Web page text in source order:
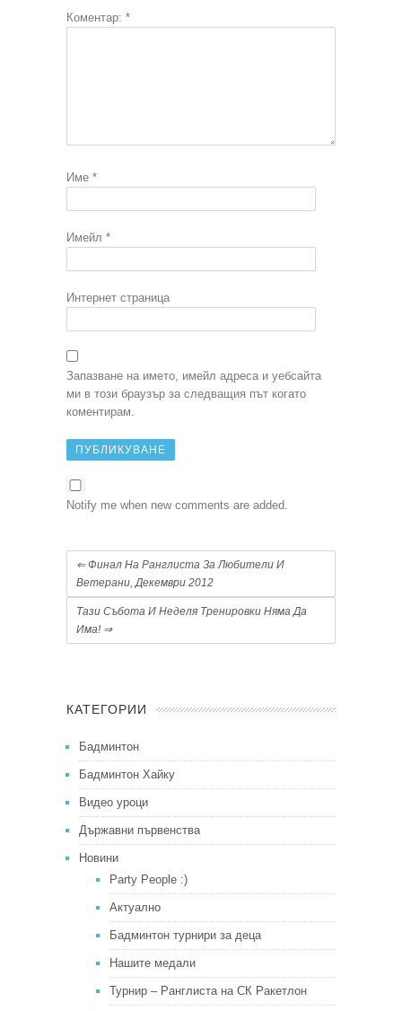
Коментар: *
Име *
Имейл *
Интернет страница
Запазване на името, имейл адреса и уебсайта
ми в този браузър за следващия път когато
коментирам.
Notify me when new comments are added.
⇐Финал На Ранглиста За Любители И
Ветерани, Декември 2012
Тази Събота И Неделя Тренировки Няма Да
Има! ⇒
КАТЕГОРИИ
Бадминтон
Бадминтон Хайку
Видео уроци
Държавни първенства
Новини
Party People :)
Актуално
Бадминтон турнири за деца
Нашите медали
Турнир – Ранглиста на СК Ракетлон